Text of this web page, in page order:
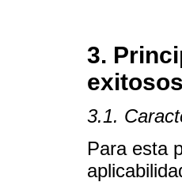
3.
3.1.
Para esta